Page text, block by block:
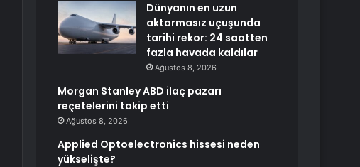
Dünyanın en uzun
aktarmasız uçuşunda
tarihi rekor: 24 saatten
fazla havada kaldılar
Ağustos 8, 2026
Morgan Stanley ABD ilaç pazarı
reçetelerini takip etti
Ağustos 8, 2026
Applied Optoelectronics hissesi neden
yükselişte?